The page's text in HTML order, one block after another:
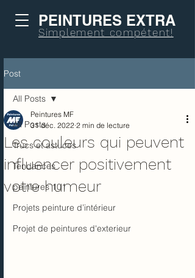
PEINTURES EXTRA
Simplement compétent!
Post
All Posts
Trucs et astuces
Tendances
peintures 101
Projets peinture d’intérieur
Projet de peintures d'exterieur
All Posts
Les couleurs qui peuvent
influencer positivement
votre humeur
Peintures MF
31 déc. 2022 2 min de lecture